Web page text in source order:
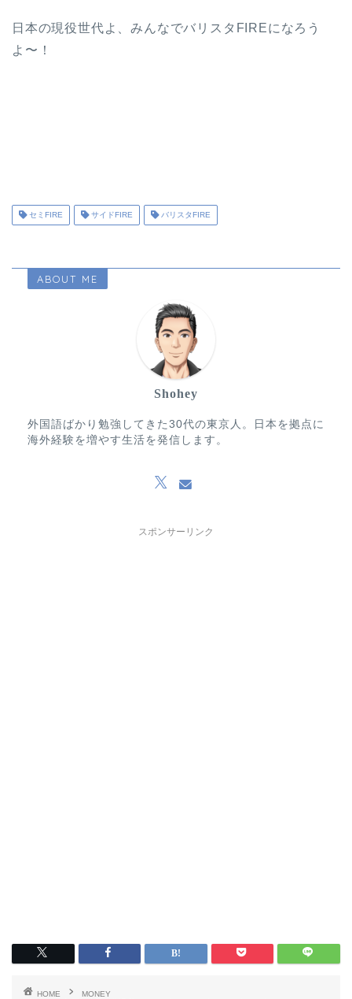
日本の現役世代よ、みんなでバリスタFIREになろう
よ〜！
セミFIRE サイドFIRE バリスタFIRE
ABOUT ME
Shohey
外国語ばかり勉強してきた30代の東京人。日本を拠点に
海外経験を増やす生活を発信します。
スポンサーリンク
HOME
MONEY